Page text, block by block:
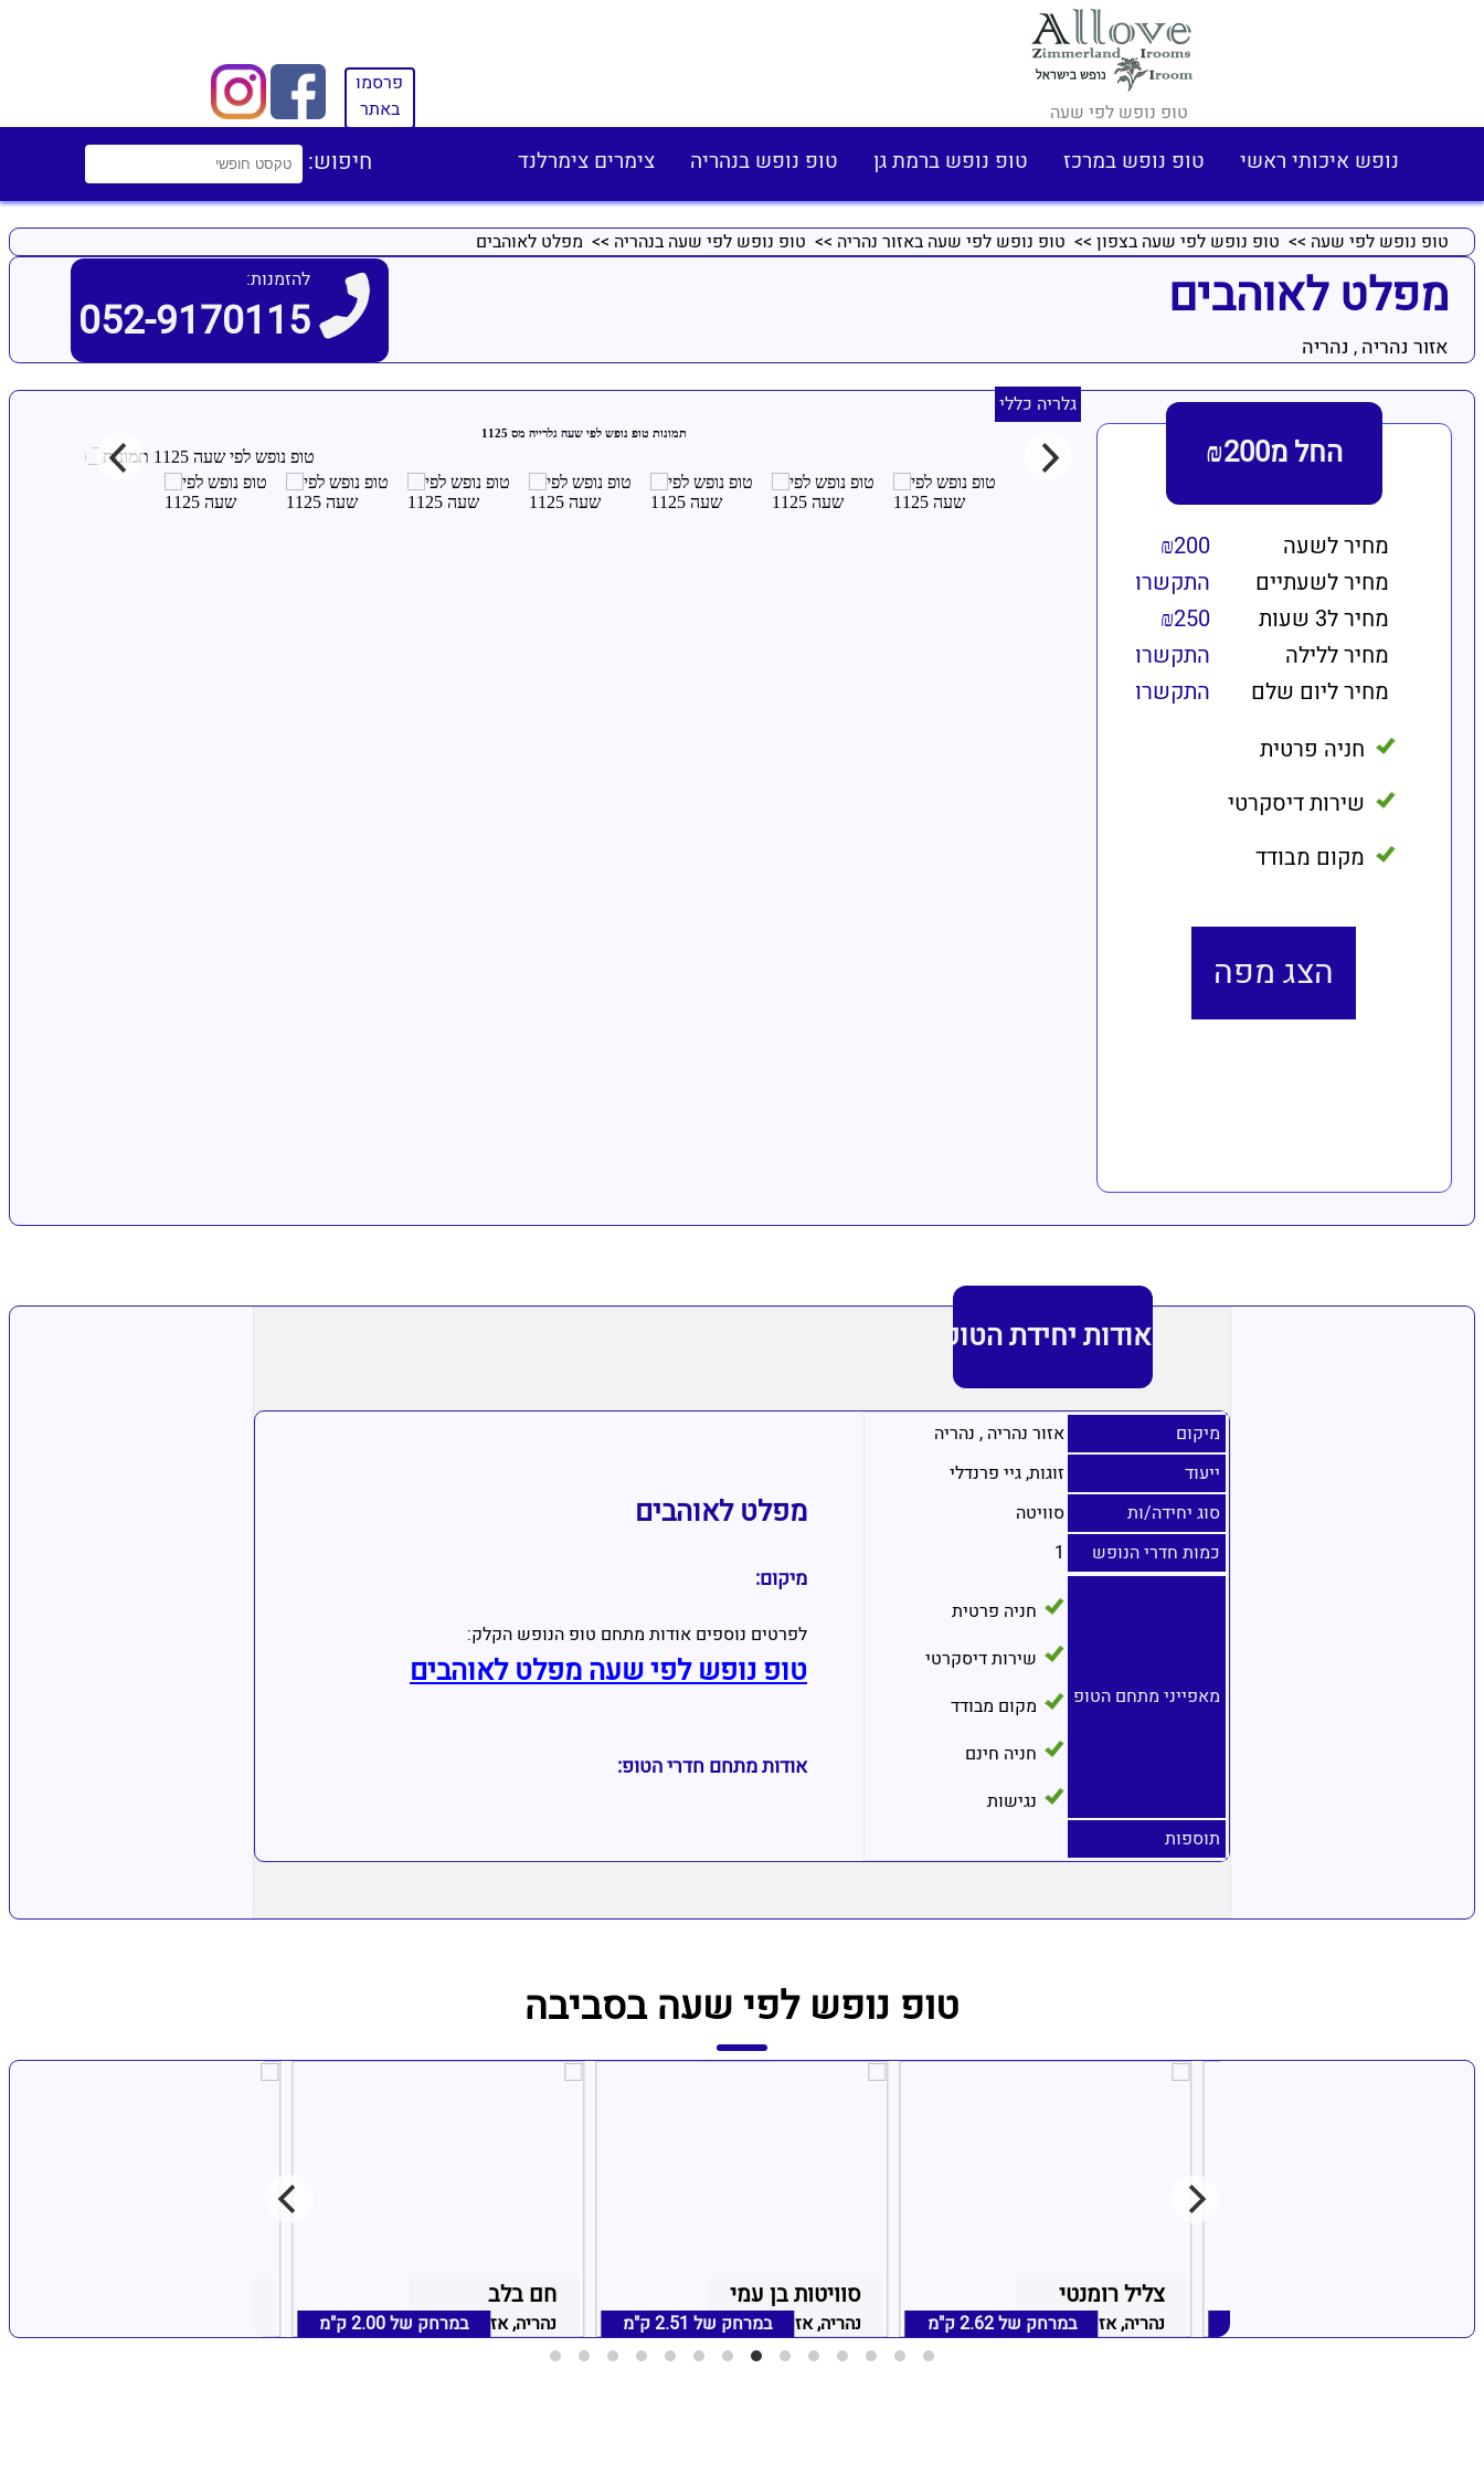
טופ נופש לפי שעה
פרסמו
באתר
נופש איכותי ראשי טופ נופש במרכז טופ נופש ברמת גן טופ נופש בנהריה צימרים צימרלנד חיפוש:
טופ נופש לפי שעה >> טופ נופש לפי שעה בצפון >> טופ נופש לפי שעה באזור נהריה >> טופ נופש לפי שעה בנהריה >> מפלט לאוהבים
מפלט לאוהבים
אזור נהריה , נהריה
להזמנות:
052-9170115
החל מ₪200
מחיר לשעה
₪200
מחיר לשעתיים
התקשרו
מחיר ל3 שעות
₪250
מחיר ללילה
התקשרו
מחיר ליום שלם
התקשרו
חניה פרטית
שירות דיסקרטי
מקום מבודד
הצג מפה
גלריה כללי
אודות יחידת הטופ
מיקום אזור נהריה , נהריה
ייעוד
זוגות, גיי פרנדלי
סוג יחידה/ות
סוויטה
כמות חדרי הנופש
1
מאפייני מתחם הטופ
חניה פרטית
שירות דיסקרטי
מקום מבודד
חניה חינם
נגישות
תוספות
מפלט לאוהבים
מיקום:
לפרטים נוספים אודות מתחם טופ הנופש הקלק:
טופ נופש לפי שעה מפלט לאוהבים
אודות מתחם חדרי הטופ:
טופ נופש לפי שעה בסביבה
חם בלב
נהריה, אזור נהריהבמרחק של2.00 ק"מ
סוויטות בן עמי
נהריה, אזור נהריהבמרחק של 2.51 ק"מ
צליל רומנטי
נהריה, אזור נהריהבמרחק של2.62 ק"מ